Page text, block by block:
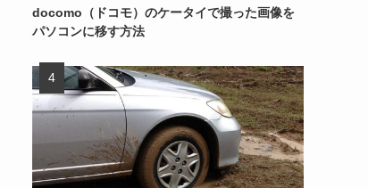
docomo（ドコモ）のケータイで撮った画像を
パソコンに移す方法